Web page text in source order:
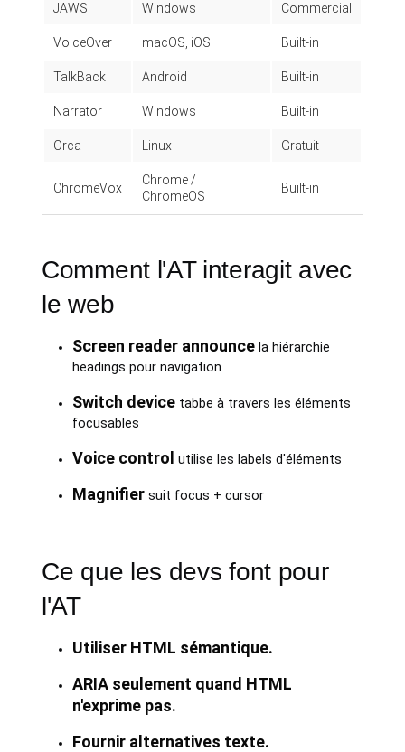
JAWS Windows Commercial
VoiceOver macOS, iOS Built-in
TalkBack Android Built-in
Narrator Windows Built-in
Orca Linux Gratuit
ChromeVox
Chrome /
ChromeOS
Built-in
Comment l'AT interagit avec
le web
Screen reader announcela hiérarchie
headings pour navigation
Switch devicetabbe à travers les éléments
focusables
Voice control utilise les labels d'éléments
Magnifiersuit focus + cursor
Ce que les devs font pour
l'AT
Utiliser HTML sémantique.
ARIA seulement quand HTML
n'exprime pas.
Fournir alternatives texte.